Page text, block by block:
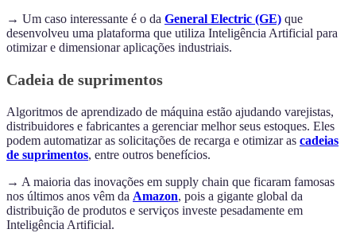
→ Um caso interessante é o da General Electric (GE) que
desenvolveu uma plataforma que utiliza Inteligência Artificial para
otimizar e dimensionar aplicações industriais.
Cadeia de suprimentos
Algoritmos de aprendizado de máquina estão ajudando varejistas,
distribuidores e fabricantes a gerenciar melhor seus estoques. Eles
podem automatizar as solicitações de recarga e otimizar as cadeias
de suprimentos, entre outros benefícios.
→ A maioria das inovações em supply chain que ficaram famosas
nos últimos anos vêm da Amazon, pois a gigante global da
distribuição de produtos e serviços investe pesadamente em
Inteligência Artificial.